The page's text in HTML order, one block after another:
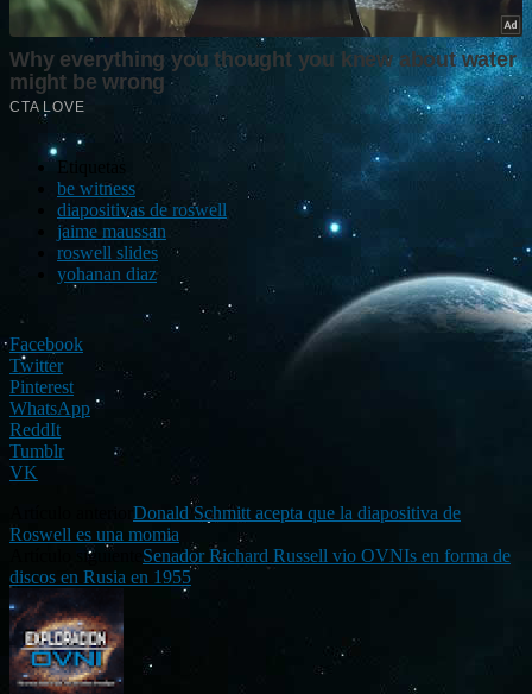
Etiquetas
be witness
diapositivas de roswell
jaime maussan
roswell slides
yohanan diaz
Facebook
Twitter
Pinterest
WhatsApp
ReddIt
Tumblr
VK
Donald Schmitt acepta que la diapositiva de
Roswell es una momia
Artículo siguiente Senador Richard Russell vio OVNIs en forma de
discos en Rusia en 1955